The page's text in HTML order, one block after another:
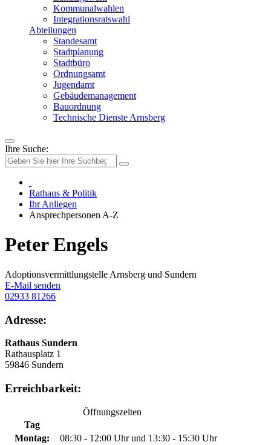
Kommunalwahlen
Integrationsratswahl
Abteilungen
Standesamt
Stadtplanung
Stadtbüro
Ordnungsamt
Jugendamt
Gebäudemanagement
Bauordnung
Technische Dienste Arnsberg
Ihre Suche:
Rathaus & Politik
Ihr Anliegen
Ansprechpersonen A-Z
Peter Engels
Adoptionsvermittlungstelle Arnsberg und Sundern
E-Mail senden
02933 81266
Adresse:
Rathaus Sundern
Rathausplatz 1
59846 Sundern
Erreichbarkeit:
Öffnungszeiten
Tag
Montag:
08:30 - 12:00 Uhr und 13:30 - 15:30 Uhr